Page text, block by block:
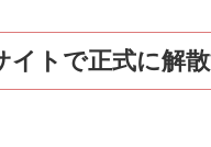
イトで正式に解